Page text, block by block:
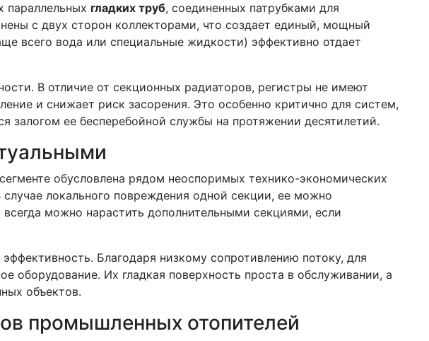
параллельных гладких труб, соединенных патрубками для
с двух сторон коллекторами, что создает единый, мощный
всего вода или специальные жидкости) эффективно отдает
В отличие от секционных радиаторов, регистры не имеют
и снижает риск засорения. Это особенно критично для систем,
залогом ее бесперебойной службы на протяжении десятилетий.
обусловлена рядом неоспоримых технико-экономических
локального повреждения одной секции, ее можно
можно нарастить дополнительными секциями, если
Благодаря низкому сопротивлению потоку, для
оборудование. Их гладкая поверхность проста в обслуживании, а
объектов.
промышленных отопителей